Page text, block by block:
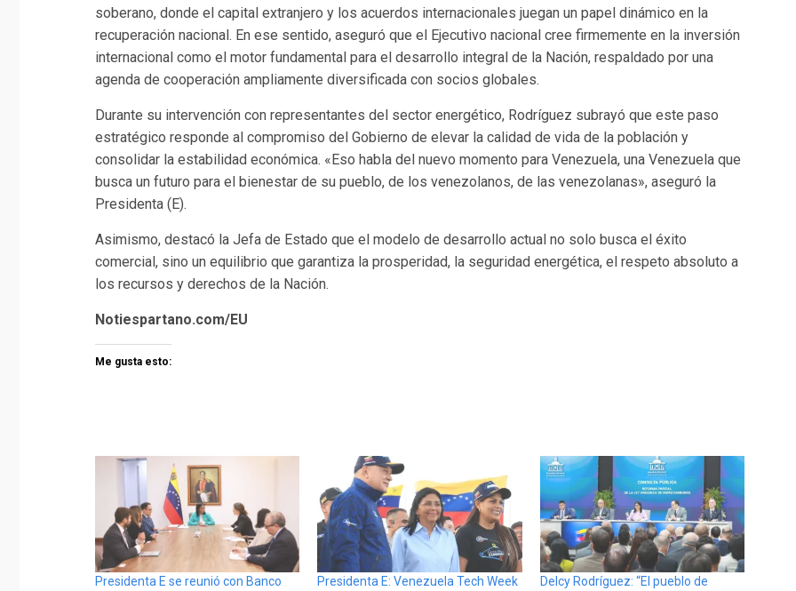
soberano, donde el capital extranjero y los acuerdos internacionales juegan un papel dinámico en la
recuperación nacional. En ese sentido, aseguró que el Ejecutivo nacional cree firmemente en la inversión
internacional como el motor fundamental para el desarrollo integral de la Nación, respaldado por una
agenda de cooperación ampliamente diversificada con socios globales.
Durante su intervención con representantes del sector energético, Rodríguez subrayó que este paso
estratégico responde al compromiso del Gobierno de elevar la calidad de vida de la población y
consolidar la estabilidad económica. «Eso habla del nuevo momento para Venezuela, una Venezuela que
busca un futuro para el bienestar de su pueblo, de los venezolanos, de las venezolanas», aseguró la
Presidenta (E).
Asimismo, destacó la Jefa de Estado que el modelo de desarrollo actual no solo busca el éxito
comercial, sino un equilibrio que garantiza la prosperidad, la seguridad energética, el respeto absoluto a
los recursos y derechos de la Nación.
Notiespartano.com/EU
Me gusta esto:
Presidenta E se reunió con Banco
Presidenta E: Venezuela Tech Week
Delcy Rodríguez: “El pueblo de